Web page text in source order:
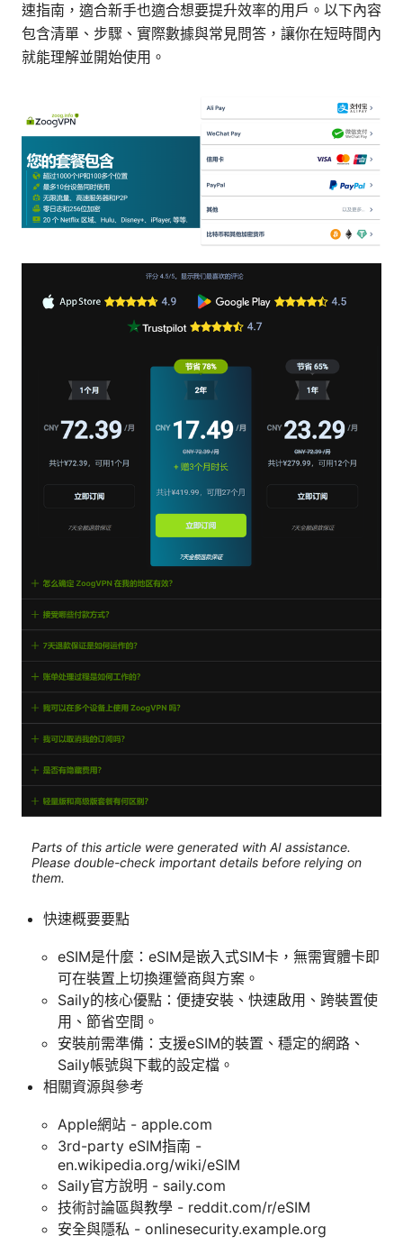
速指南，適合新手也適合想要提升效率的用戶。以下內容
包含清單、步驟、實際數據與常見問答，讓你在短時間內
就能理解並開始使用。
Parts of this article were generated with AI assistance.
Please double-check important details before relying on
them.
快速概要要點
eSIM是什麼：eSIM是嵌入式SIM卡，無需實體卡即
可在裝置上切換運營商與方案。
Saily的核心優點：便捷安裝、快速啟用、跨裝置使
用、節省空間。
安裝前需準備：支援eSIM的裝置、穩定的網路、
Saily帳號與下載的設定檔。
相關資源與參考
Apple網站 - apple.com
3rd-party eSIM指南 -
en.wikipedia.org/wiki/eSIM
Saily官方說明 - saily.com
技術討論區與教學 - reddit.com/r/eSIM
安全與隱私 - onlinesecurity.example.org